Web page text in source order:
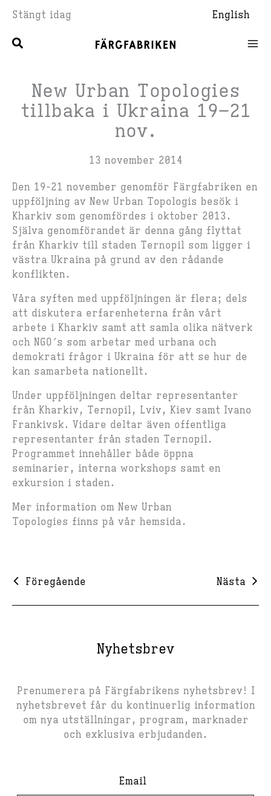
till
innehåll
Stängt idag English
New Urban Topologies
tillbaka i Ukraina 19–21
nov.
13 november 2014
Den 19-21 november genomför Färgfabriken en
uppföljning av New Urban Topologis besök i
Kharkiv som genomfördes i oktober 2013.
Själva genomförandet är denna gång flyttat
från Kharkiv till staden Ternopil som ligger i
västra Ukraina på grund av den rådande
konflikten.
Våra syften med uppföljningen är flera; dels
att diskutera erfarenheterna från vårt
arbete i Kharkiv samt att samla olika nätverk
och NGO´s som arbetar med urbana och
demokrati frågor i Ukraina för att se hur de
kan samarbeta nationellt.
Under uppföljningen deltar representanter
från Kharkiv, Ternopil, Lviv, Kiev samt Ivano
Frankivsk. Vidare deltar även offentliga
representanter från staden Ternopil.
Programmet innehåller både öppna
seminarier, interna workshops samt en
exkursion i staden.
Mer information om New Urban
Topologies finns på vår hemsida.
Föregående Nästa
Nyhetsbrev
Prenumerera på Färgfabrikens nyhetsbrev! I
nyhetsbrevet får du kontinuerlig information
om nya utställningar, program, marknader
och exklusiva erbjudanden.
Email